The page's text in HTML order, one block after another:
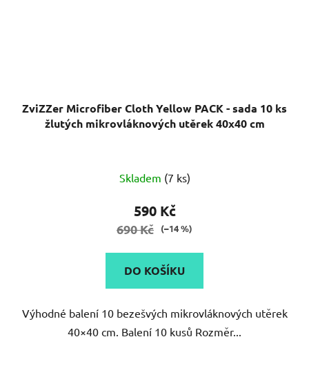
ZviZZer Microfiber Cloth Yellow PACK - sada 10 ks
žlutých mikrovláknových utěrek 40x40 cm
Skladem (7 ks)
590 Kč
690 Kč (–14 %)
DO KOŠÍKU
Výhodné balení 10 bezešvých mikrovláknových utěrek
40×40 cm. Balení 10 kusů Rozměr...